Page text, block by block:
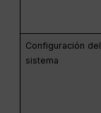
Configuración del
sistema